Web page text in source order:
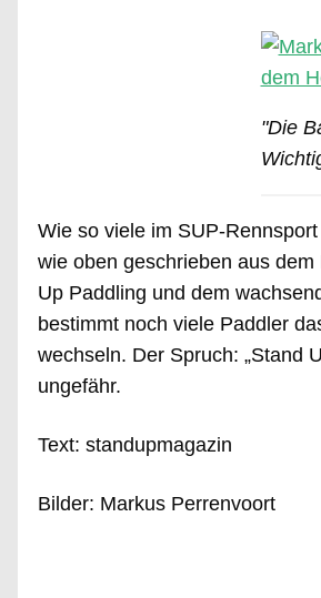
"Die
Wie so viele im SUP-
wie oben geschrieben aus
Up Paddling und dem
bestimmt noch viele Paddler
wechseln. Der Spruch: „Stand
ungefähr.
Text: standupmagazin
Bilder: Markus Perrenvoort